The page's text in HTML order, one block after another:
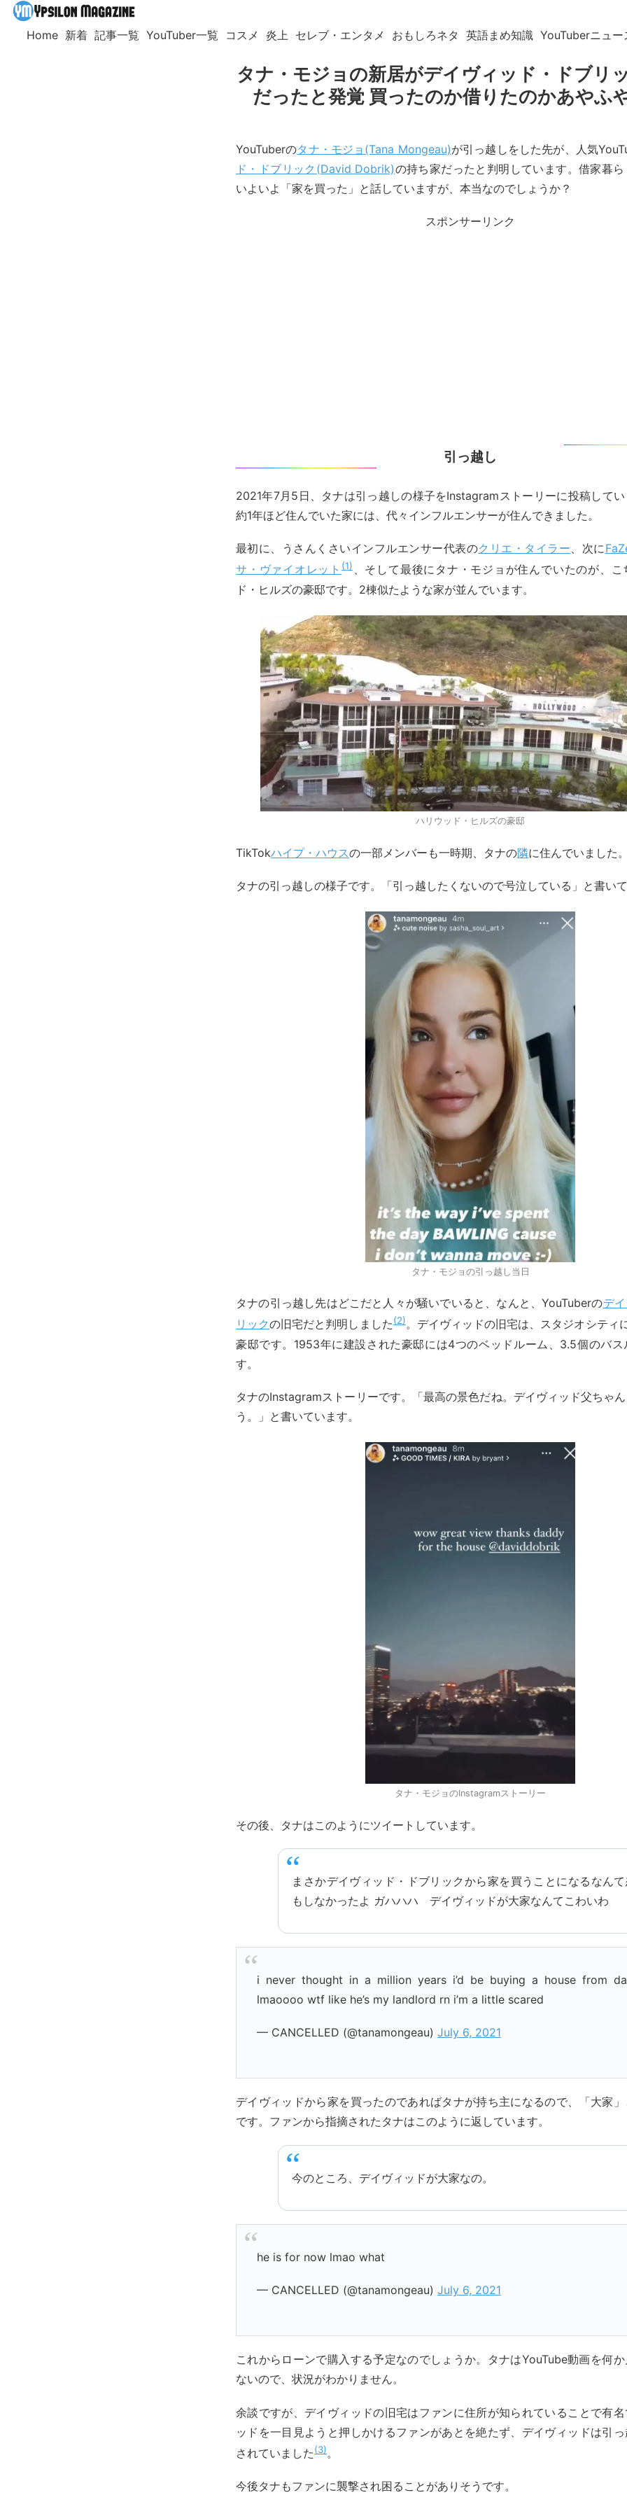
Home 新着 記事一覧 YouTuber一覧 コスメ 炎上 セレブ・エンタメ おもしろネタ 英語まめ知識 YouTuberニュー
タナ・モジョの新居がデイヴィッド・ドブリ
だったと発覚 買ったのか借りたのかあやふ
YouTuberのタナ・モジョ(Tana Mongeau)が引っ越しをした先が、人気
ド・ドブリック(David Dobrik)の持ち家だったと判明しています。借家暮
いよいよ「家を買った」と話していますが、本当なのでしょうか？
スポンサーリンク
引っ越し
2021年7月5日、タナは引っ越しの様子をInstagramストーリーに投稿して
約1年ほど住んでいた家には、代々インフルエンサーが住んできました。
最初に、うさんくさいインフルエンサー代表のクリエ・タイラー、次に
サ・ヴァイオレット
1 、そして最後にタナ・モジョが住んでいたのが、こ
ド・ヒルズの豪邸です。2棟似たような家が並んでいます。
ハリウッド・ヒルズの豪邸
TikTokハイプ・ハウスの一部メンバーも一時期、タナの隣に住んでいました
タナの引っ越しの様子です。「引っ越したくないので号泣している」と書い
タナ・モジョの引っ越し当日
タナの引っ越し先はどこだと人々が騒いでいると、なんと、YouTuberのデ
リックの旧宅だと判明しました 2 。デイヴィッドの旧宅は、スタジオシティ
豪邸です。1953年に建設された豪邸には4つのベッドルーム、3.5個のバ
す。
タナのInstagramストーリーです。「最高の景色だね。デイヴィッド父ちゃ
う。」と書いています。
タナ・モジョのInstagramストーリー
その後、タナはこのようにツイートしています。
まさかデイヴィッド・ドブリックから家を買うことになるなん
もしなかったよ ガハハハ デイヴィッドが大家なんてこわいわ
i never thought in a million years i’d be buying a house from
lmaoooo wtf like he’s my landlord rn i’m a little scared
— CANCELLED (@tanamongeau) July 6, 2021
デイヴィッドから家を買ったのであればタナが持ち主になるので、「大家
です。ファンから指摘されたタナはこのように返しています。
今のところ、デイヴィッドが大家なの。
he is for now lmao what
— CANCELLED (@tanamongeau) July 6, 2021
これからローンで購入する予定なのでしょうか。タナはYouTube動画を何
ないので、状況がわかりません。
余談ですが、デイヴィッドの旧宅はファンに住所が知られていることで有
ッドを一目見ようと押しかけるファンがあとを絶たず、デイヴィッドは引
されていました 3 。
今後タナもファンに襲撃され困ることがありそうです。